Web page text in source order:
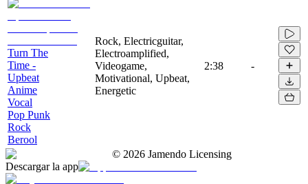
Turn The
Time -
Upbeat
Anime
Vocal
Pop Punk
Rock
Berool
Rock, Electricguitar,
Electroamplified,
Videogame,
Motivational, Upbeat,
Energetic
2:38 -
© 2026 Jamendo Licensing
Descargar la app